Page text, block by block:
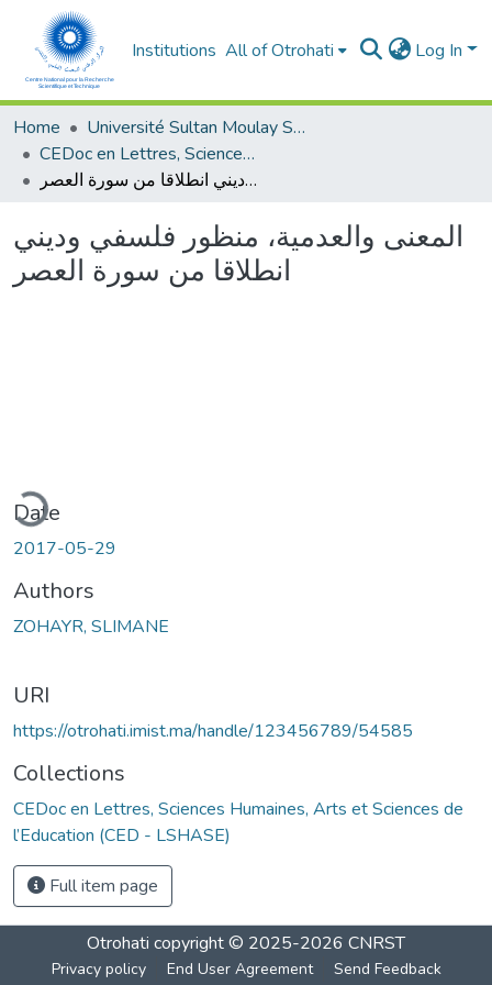
Institutions All of Otrohati Log In
Home
Université Sultan Moulay Slimane - Beni Mellal
CEDoc en Lettres, Sciences Humaines, Arts et Sciences de l’Education (CED - LSHASE)
المعنى والعدمية، منظور فلسفي وديني انطلاقا من سورة العصر
المعنى والعدمية، منظور فلسفي وديني
انطلاقا من سورة العصر
Date
2017-05-29
Authors
ZOHAYR, SLIMANE
URI
https://otrohati.imist.ma/handle/123456789/54585
Collections
CEDoc en Lettres, Sciences Humaines, Arts et Sciences de
l’Education (CED - LSHASE)
Full item page
Otrohati copyright © 2025-2026 CNRST
Privacy policy End User Agreement Send Feedback